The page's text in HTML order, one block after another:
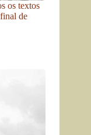
os textos
de